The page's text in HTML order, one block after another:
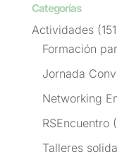
Categorías
Actividades
Formación
Jornada
Networking
RSEncuentro
Talleres